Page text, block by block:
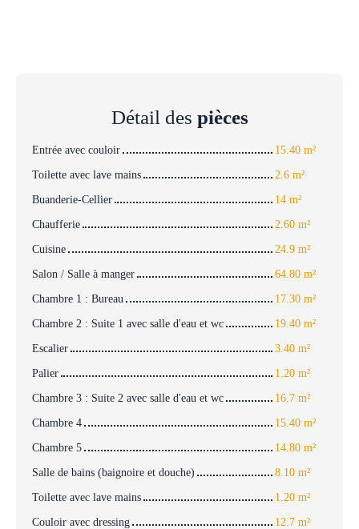
Détail des pièces
Entrée avec couloir
15.40 m²
Toilette avec lave mains
2.6 m²
Buanderie-Cellier
14 m²
Chaufferie
2.60 m²
Cuisine
24.9 m²
Salon / Salle à manger
64.80 m²
Chambre 1 : Bureau
17.30 m²
Chambre 2 : Suite 1 avec salle d'eau et wc
19.40 m²
Escalier
3.40 m²
Palier
1.20 m²
Chambre 3 : Suite 2 avec salle d'eau et wc
16.7 m²
Chambre 4
15.40 m²
Chambre 5
14.80 m²
Salle de bains (baignoire et douche)
8.10 m²
Toilette avec lave mains
1.20 m²
Couloir avec dressing
12.7 m²